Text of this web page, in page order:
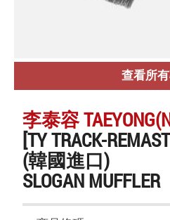
查看所
李泰容
[TY TRACK-
(韓國進口)
SLOGAN MUFFLER